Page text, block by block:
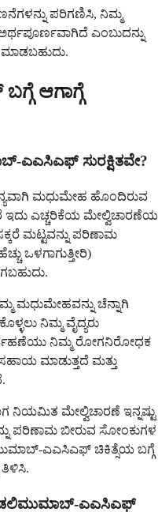
ಪರಿಗಣಿಸಿ, ನಿಮ್ಮ
ಎಂಬುದನ್ನು
ಆಗಾಗ್ಗೆ
ಎಎಸಿಎಫ್ ಸುರಕ್ಷಿತವೇ?
ಮಧುಮೇಹ ಹೊಂದಿರುವ
ಇದು ಎಚ್ಚರಿಕೆಯ ಮೇಲ್ವಿಚಾರಣೆಯ
ಮಟ್ಟವನ್ನು ಪರಿಣಾಮ
ಒಳಗಾಗುತ್ತೀರಿ)
ಮಧುಮೇಹವನ್ನು ಚೆನ್ನಾಗಿ
ನಿಮ್ಮ ವೈದ್ಯರು
ನಿಮ್ಮ ರೋಗನಿರೋಧಕ
ಮಾಡುತ್ತದೆ ಮತ್ತು
ನಿಯಮಿತ ಮೇಲ್ವಿಚಾರಣೆ ಇನ್ನಷ್ಟು
ಪರಿಣಾಮ ಬೀರುವ ಸೋಂಕುಗಳ
ಎಎಸಿಎಫ್ ಚಿಕಿತ್ಸೆಯ ಬಗ್ಗೆ
ಅಡಲಿಮುಮಾಬ್-ಎಎಸಿಎಫ್